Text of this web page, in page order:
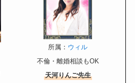
所属： ウィル
不倫・離婚相談もOK
天河りんご先生